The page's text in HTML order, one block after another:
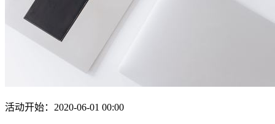
活动开始：2020-06-01 00:00